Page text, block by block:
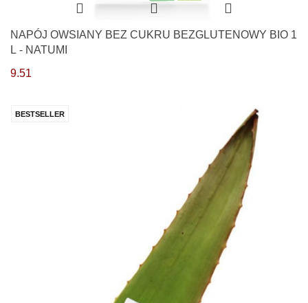
NAPÓJ OWSIANY BEZ CUKRU BEZGLUTENOWY BIO 1
L - NATUMI
9.51
BESTSELLER